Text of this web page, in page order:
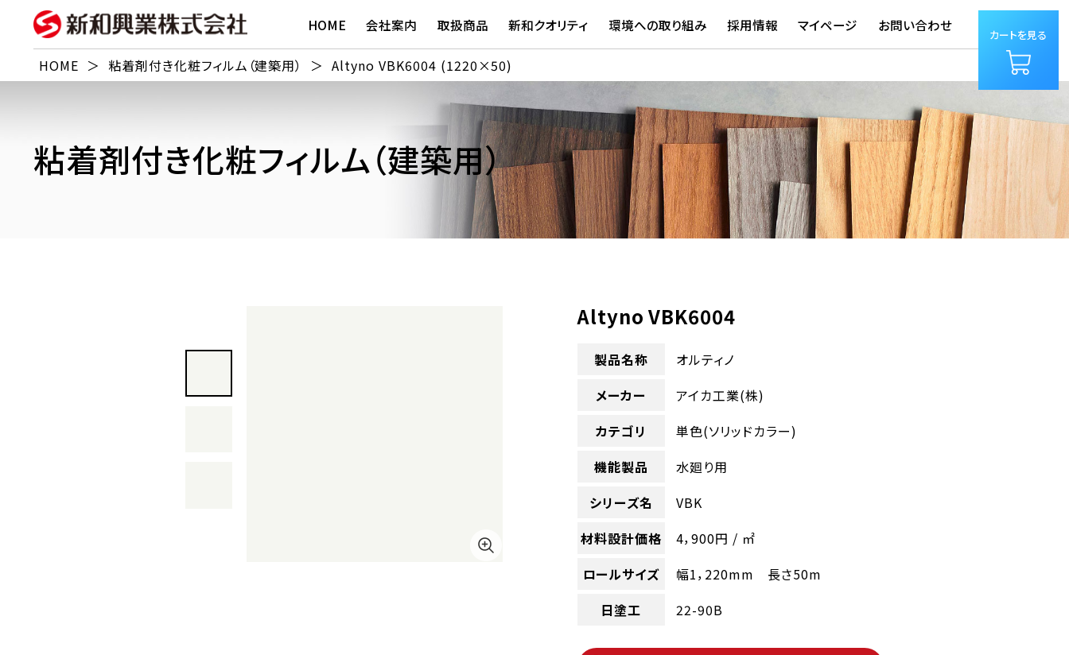
HOME 会社案内 取扱商品 新和クオリティ 環境への取り組み 採用情報 マイページ お問い合わせ
カートを見る
HOME ＞ 粘着剤付き化粧フィルム（建築用） ＞ Altyno VBK6004 (1220×50)
粘着剤付き化粧フィルム（建築用）
Altyno VBK6004
製品名称
オルティノ
メーカー
アイカ工業(株)
カテゴリ
単色(ソリッドカラー)
機能製品
水廻り用
シリーズ名
VBK
材料設計価格
4，900円 / ㎡
ロールサイズ
幅1，220mm 長さ50m
日塗工
22-90B